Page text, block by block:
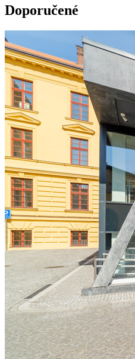
Doporučené